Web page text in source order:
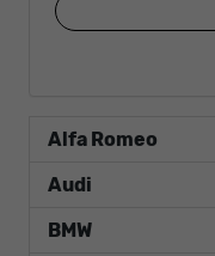
Alfa Romeo
Audi
BMW